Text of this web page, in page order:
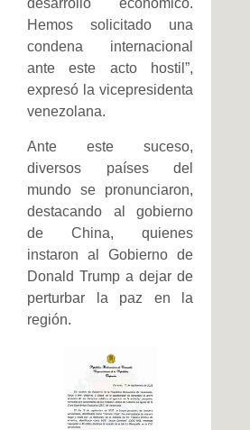
desarrollo económico.
Hemos solicitado una
condena internacional
ante este acto hostil”,
expresó la vicepresidenta
venezolana.
Ante este suceso,
diversos países del
mundo se pronunciaron,
destacando al gobierno
de China, quienes
instaron al Gobierno de
Donald Trump a dejar de
perturbar la paz en la
región.